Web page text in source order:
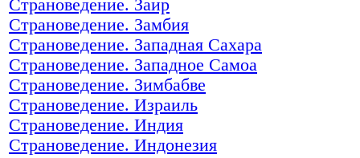
Страноведение. Заир
Страноведение. Замбия
Страноведение. Западная Сахара
Страноведение. Западное Самоа
Страноведение. Зимбабве
Страноведение. Израиль
Страноведение. Индия
Страноведение. Индонезия